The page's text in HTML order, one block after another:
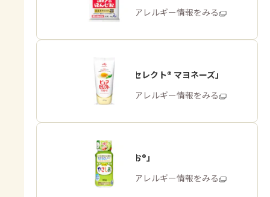
商品・アレルギー情報をみる
「ピュアセレクト® マヨネーズ」
商品・アレルギー情報をみる
「やさしお®」
商品・アレルギー情報をみる